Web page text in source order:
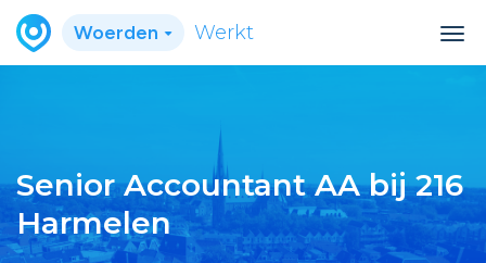
Woerden Werkt
Senior Accountant AA bij 216
Harmelen